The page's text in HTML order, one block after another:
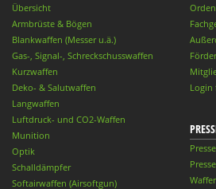
Übersicht
Armbrüste & Bögen
Blankwaffen (Messer u.ä.)
Gas-, Signal-, Schreckschusswaffen
Kurzwaffen
Deko- & Salutwaffen
Langwaffen
Luftdruck- und CO2-Waffen
Munition
Optik
Schalldämpfer
Softairwaffen (Airsoftgun)
Login